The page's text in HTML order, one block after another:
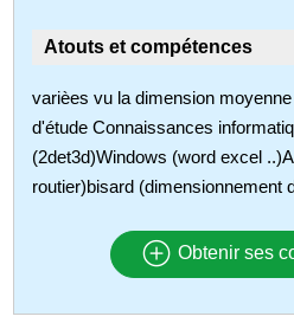
Atouts et compétences
varièes vu la dimension
d'étude Connaissances
(2det3d)Windows (word excel
routier)bisard (dimensionnement
Obtenir ses